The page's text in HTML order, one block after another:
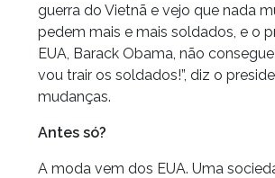
guerra do Vietnã e vejo que nada
pedem mais e mais soldados, e o
EUA, Barack Obama, não consegue
vou trair os soldados!”, diz o
mudanças.
Antes só?
A moda vem dos EUA. Uma